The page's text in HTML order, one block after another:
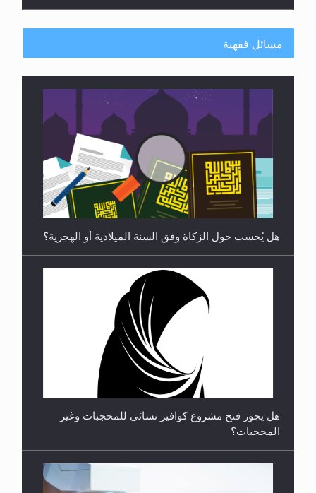
رأيٌ في لغة المسيح الموعود عليه السلام ..«3» نظرة
في شعر المسيح الموعود عليه السلام.....
**الحصن الحصين من وساوس المعارضين ...**...
مسائل فقهية
هل يُحسب حول الزكاة وفق السنة الميلادية أو الهجرية؟
هل يجوز فتح مشروع كوافير نسائي للمحجبات وغير
المحجبات؟